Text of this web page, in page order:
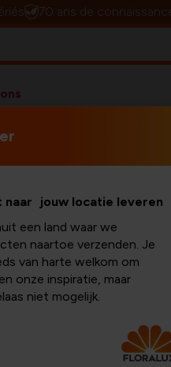
70 ans de
chez Floralux nous
de dégâts.
naar jouw locatie leveren
een land waar we
naartoe verzenden. Je
van harte welkom om
onze inspiratie, maar
niet mogelijk.